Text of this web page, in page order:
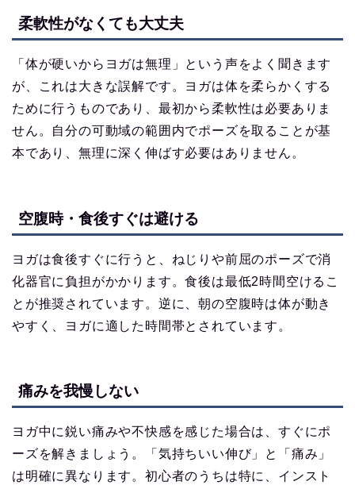
柔軟性がなくても大丈夫
「体が硬いからヨガは無理」という声をよく聞きます
が、これは大きな誤解です。ヨガは体を柔らかくする
ために行うものであり、最初から柔軟性は必要ありま
せん。自分の可動域の範囲内でポーズを取ることが基
本であり、無理に深く伸ばす必要はありません。
空腹時・食後すぐは避ける
ヨガは食後すぐに行うと、ねじりや前屈のポーズで消
化器官に負担がかかります。食後は最低2時間空けるこ
とが推奨されています。逆に、朝の空腹時は体が動き
やすく、ヨガに適した時間帯とされています。
痛みを我慢しない
ヨガ中に鋭い痛みや不快感を感じた場合は、すぐにポ
ーズを解きましょう。「気持ちいい伸び」と「痛み」
は明確に異なります。初心者のうちは特に、インスト